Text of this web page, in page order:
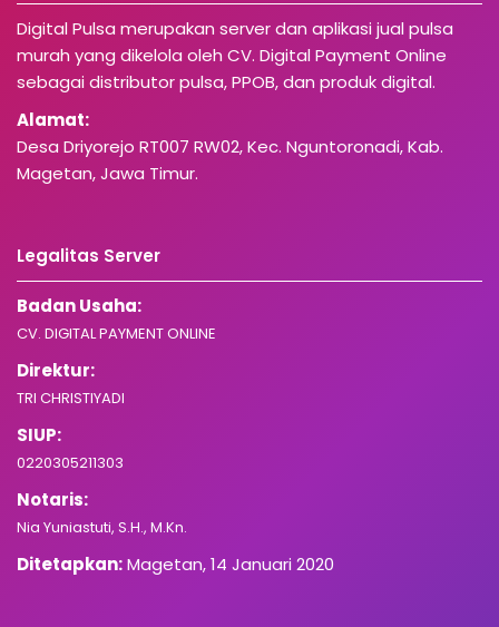
Digital Pulsa merupakan server dan aplikasi jual pulsa
murah yang dikelola oleh CV. Digital Payment Online
sebagai distributor pulsa, PPOB, dan produk digital.
Alamat:
Desa Driyorejo RT007 RW02, Kec. Nguntoronadi, Kab.
Magetan, Jawa Timur.
Legalitas Server
Badan Usaha:
CV. DIGITAL PAYMENT ONLINE
Direktur:
TRI CHRISTIYADI
SIUP:
0220305211303
Notaris:
Nia Yuniastuti, S.H., M.Kn.
Ditetapkan:Magetan, 14 Januari 2020